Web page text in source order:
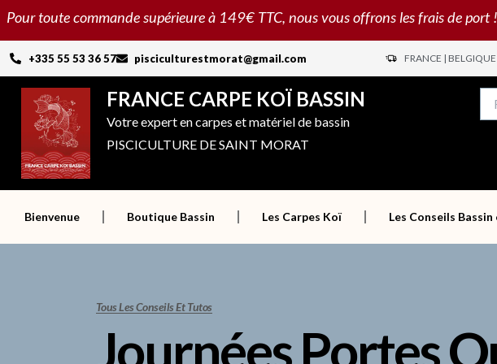
Aller
contenu
Pour toute commande supérieure à 149€ TTC, nous vous offrons les frais de port
+335 55 53 36 57 pisciculturestmorat@gmail.com FRANCE | BELGIQUE
FRANCE CARPE KOÏ BASSIN
Votre expert en carpes et matériel de bassin
PISCICULTURE DE SAINT MORAT
Bienvenue Boutique Bassin Les Carpes Koï Les Conseils
Tous Les Conseils Et Tutos
Journées Portes